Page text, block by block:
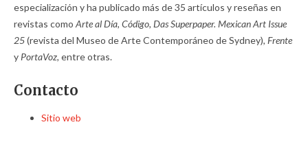
especialización y ha publicado más de 35 artículos y reseñas en
revistas como Arte al Día, Código, Das Superpaper. Mexican Art Issue
25(revista del Museo de Arte Contemporáneo de Sydney), Frente
y PortaVoz, entre otras.
Contacto
Sitio web